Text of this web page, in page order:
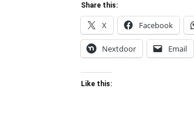
Share this:
X Facebook
Nextdoor Email
Like this: